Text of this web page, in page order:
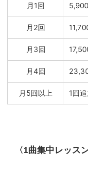
月1回
月2回
月3回
月4回
月5回以上 1回
〈1曲集中レッス